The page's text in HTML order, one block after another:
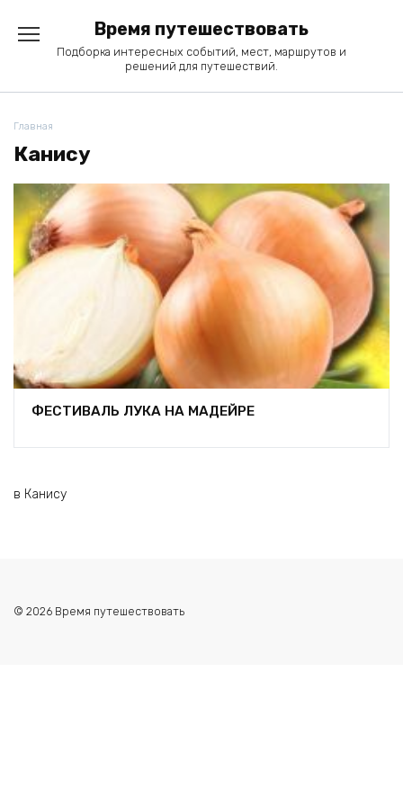
содержанию
Время путешествовать
Подборка интересных событий, мест, маршрутов и
решений для путешествий.
Главная
Канису
ФЕСТИВАЛЬ ЛУКА НА МАДЕЙРЕ
в Канису
© 2026 Время путешествовать